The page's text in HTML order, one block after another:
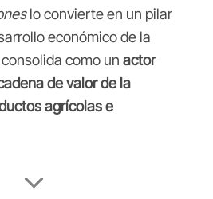
lo convierte en un pilar
económico de la
como un actor
de valor de la
agrícolas e